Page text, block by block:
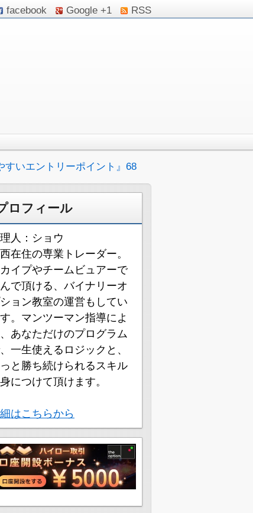
facebook Google +1 RSS
いエントリーポイント』68
ロフィール
人：ショウ
在住の専業トレーダー。
イプやチームビュアーで
で頂ける、バイナリーオ
ョン教室の運営もしてい
。マンツーマン指導によ
あなただけのプログラム
一生使えるロジックと、
と勝ち続けられるスキル
につけて頂けます。
はこちらから